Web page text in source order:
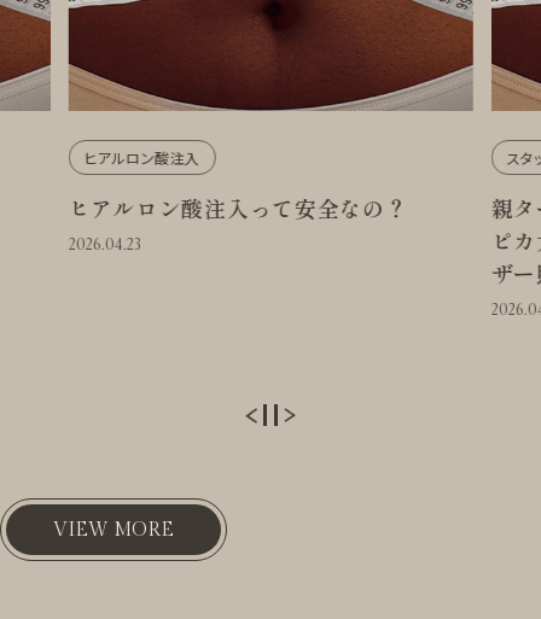
なの？
スタッフ日記
親ターム:スタッフ日記/コラム監修
ピカ太郎(施術選択1:美容皮膚科-レ
VIEW MORE